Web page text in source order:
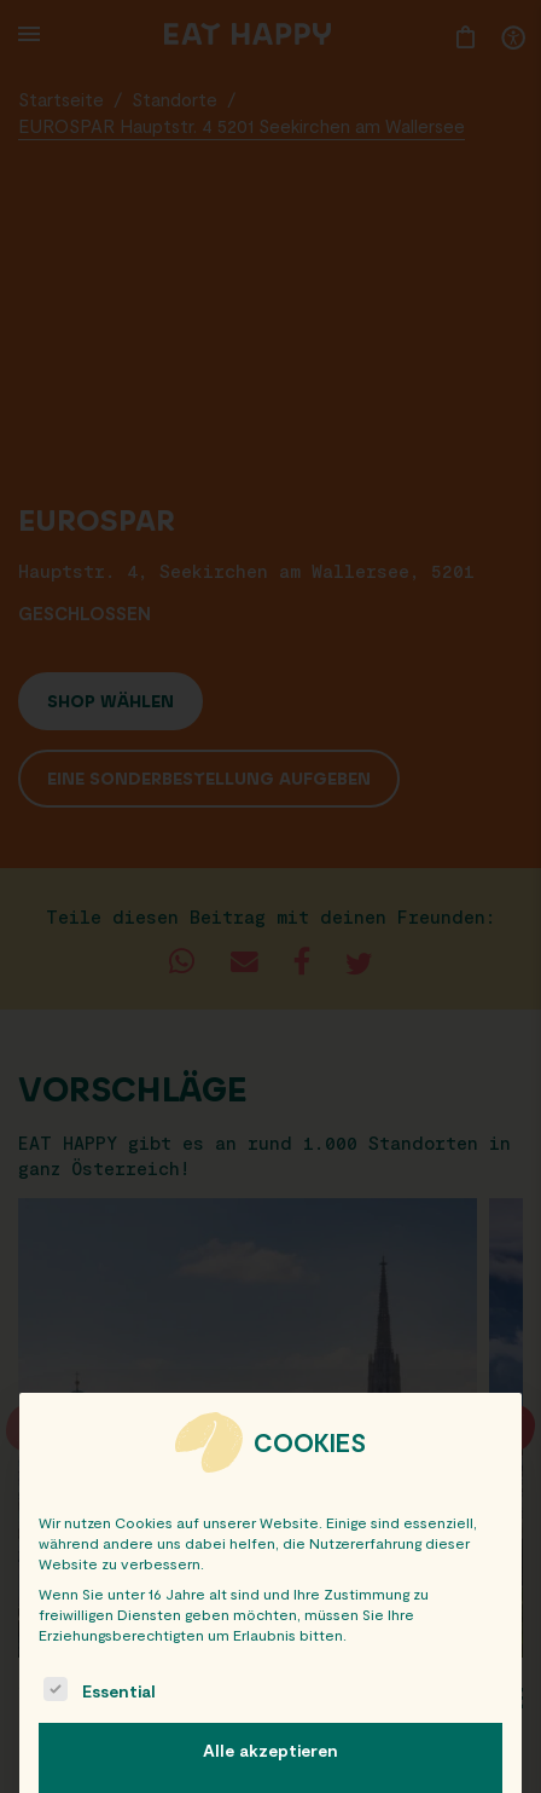
TO
Startseite / Standorte
/
EUROSPAR Hauptstr. 4 5201 Seekirchen am Wallersee
EUROSPAR
Hauptstr. 4, Seekirchen am Wallersee, 5201
GESCHLOSSEN
SHOP WÄHLEN
EINE SONDERBESTELLUNG AUFGEBEN
Teile diesen Beitrag mit deinen Freunden:
VORSCHLÄGE
EAT HAPPY gibt es an rund 1.000 Standorten in
ganz Österreich!
WIEN
COOKIES
Wir nutzen Cookies auf unserer Website. Einige sind essenziell,
während andere uns dabei helfen, die Nutzererfahrung dieser
Website zu verbessern.
Wenn Sie unter 16 Jahre alt sind und Ihre Zustimmung zu
freiwilligen Diensten geben möchten, müssen Sie Ihre
Erziehungsberechtigten um Erlaubnis bitten.
The following is a list of service groups for which consent
Essential
Alle akzeptieren